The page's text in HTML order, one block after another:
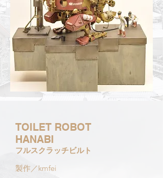
TOILET ROBOT
HANABI
フルスクラッチビルト
製作／kmfei